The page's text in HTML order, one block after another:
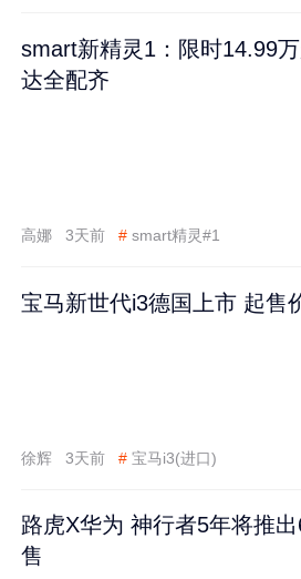
smart新精灵1：限时14.99
达全配齐
高娜 3天前 # smart精灵#1
宝马新世代i3德国上市 起售
徐辉 3天前 # 宝马i3(进口)
路虎X华为 神行者5年将推
售